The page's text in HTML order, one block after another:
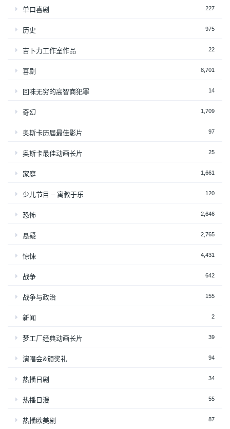
单口喜剧 227
历史 975
吉卜力工作室作品 22
喜剧 8,701
回味无穷的高智商犯罪 14
奇幻 1,709
奥斯卡历届最佳影片 97
奥斯卡最佳动画长片 25
家庭 1,661
少儿节目 – 寓教于乐 120
恐怖 2,646
悬疑 2,765
惊悚 4,431
战争 642
战争与政治 155
新闻 2
梦工厂经典动画长片 39
演唱会&颁奖礼 94
热播日剧 34
热播日漫 55
热播欧美剧 87